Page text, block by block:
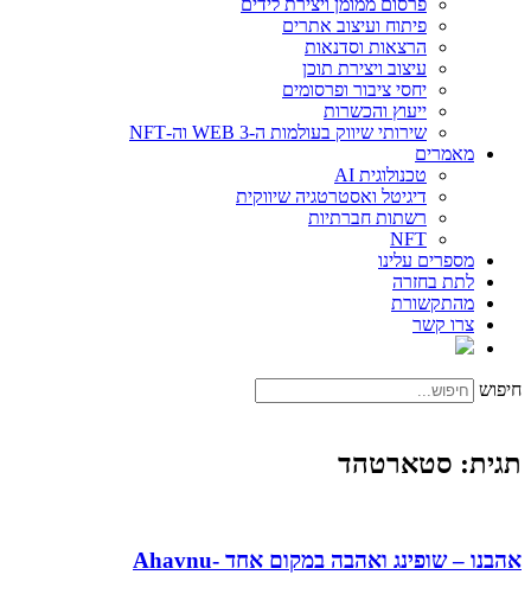
פרסום ממומן ויצירת לידים
פיתוח ועיצוב אתרים
הרצאות וסדנאות
עיצוב ויצירת תוכן
יחסי ציבור ופרסומים
ייעוץ והכשרות
שירותי שיווק בעולמות ה-WEB 3 וה-NFT
מאמרים
טכנולוגית AI
דיגיטל ואסטרטגיה שיווקית
רשתות חברתיות
NFT
מספרים עלינו
לתת בחזרה
מהתקשורת
צרו קשר
חיפוש
תגית: סטארטהד
אהבנו – שופינג ואהבה במקום אחד -Ahavnu